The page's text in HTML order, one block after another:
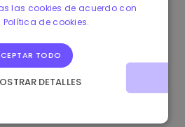
las cookies de acuerdo con
Política de cookies.
TODO
DETALLES